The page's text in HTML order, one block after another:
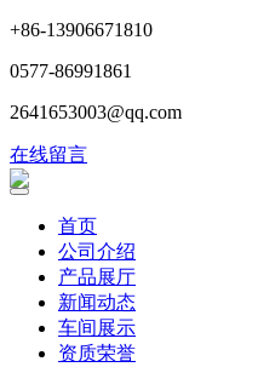
+86-13906671810
0577-86991861
2641653003@qq.com
在线留言
首页
公司介绍
产品展厅
新闻动态
车间展示
资质荣誉